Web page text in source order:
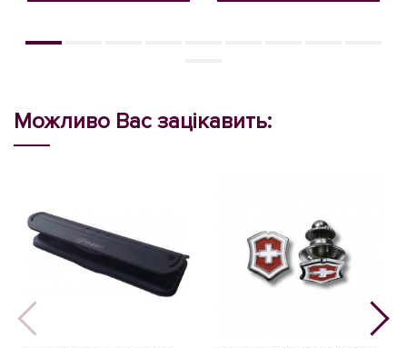
Можливо Вас зацікавить: